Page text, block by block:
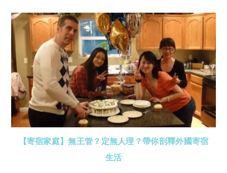
【寄宿家庭】無王管？定無人理？帶你剖釋外國寄宿
生活